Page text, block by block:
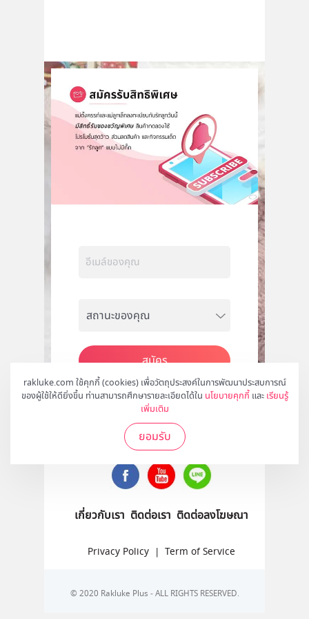
rakluke.com ใช้คุกกี้ (cookies) เพื่อวัตถุประสงค์ในการพัฒนาประสบการณ์
ของผู้ใช้ให้ดียิ่งขึ้น ท่านสามารถศึกษารายละเอียดได้ใน นโยบายคุกกี้ และ เรียนรู้
เพิ่มเติม
ยอมรับ
สมัคร
ติดตามเราได้ที่
เกี่ยวกับเรา ติดต่อเรา ติดต่อลงโฆษณา
Privacy Policy | Term of Service
© 2020 Rakluke Plus - ALL RIGHTS RESERVED.